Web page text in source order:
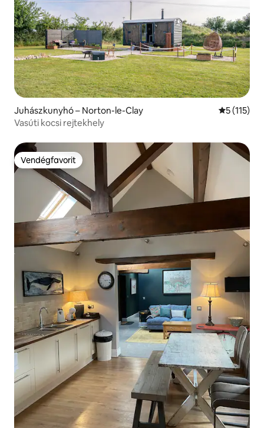
Juhászkunyhó – Norton-le-Clay Átlagos
5 (115)
Vasúti kocsi rejtekhely
Vendégfavorit
Vendégfavorit